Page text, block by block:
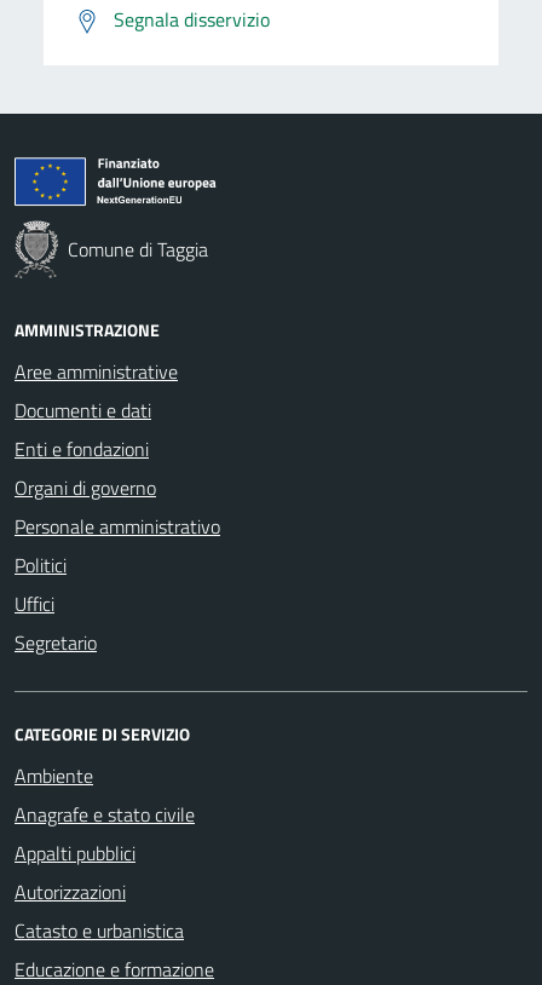
Segnala disservizio
Comune di Taggia
AMMINISTRAZIONE
Aree amministrative
Documenti e dati
Enti e fondazioni
Organi di governo
Personale amministrativo
Politici
Uffici
Segretario
CATEGORIE DI SERVIZIO
Ambiente
Anagrafe e stato civile
Appalti pubblici
Autorizzazioni
Catasto e urbanistica
Educazione e formazione